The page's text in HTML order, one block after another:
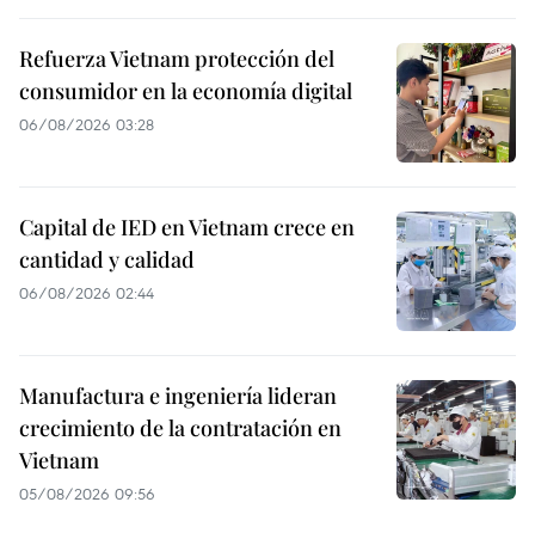
Refuerza Vietnam protección del
consumidor en la economía digital
06/08/2026 03:28
Capital de IED en Vietnam crece en
cantidad y calidad
06/08/2026 02:44
Manufactura e ingeniería lideran
crecimiento de la contratación en
Vietnam
05/08/2026 09:56